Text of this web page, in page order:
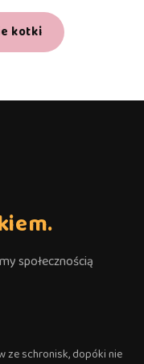
kotki
społecznością
ze schronisk, dopóki nie